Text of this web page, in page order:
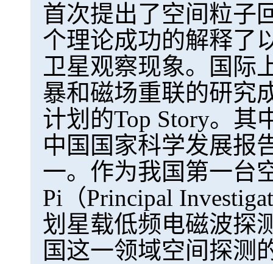
首次提出了空间粒子
个理论成功的解释了
卫星观察现象。国际
暴和磁场重联的研究
计划的Top Story。其
中国国家科学发展报
一。作为我国第一台
Pi（Principal
划星载低频电磁波探
国这一领域空间探测